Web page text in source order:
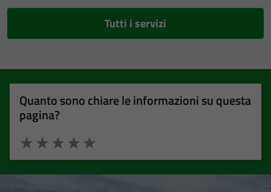
Tutti i servizi
Quanto sono chiare le informazioni su questa
pagina?
Valuta 5 stelle su 5
Valuta 4 stelle su 5
Valuta 3 stelle su 5
Valuta 2 stelle su 5
Valuta 1 stelle su 5